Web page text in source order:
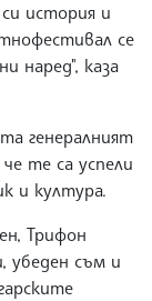
история и
се
наред", каза
генералният
те са успели
и култура.
Трифон
убеден съм и